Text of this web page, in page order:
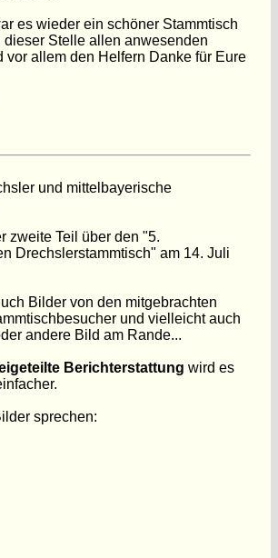
es wieder ein schöner Stammtisch
dieser Stelle allen anwesenden
vor allem den Helfern Danke für Eure
und mittelbayerische
zweite Teil über den "5.
Drechslerstammtisch" am 14. Juli
Bilder von den mitgebrachten
und vielleicht auch
andere Bild am Rande...
Berichterstattung wird es
sprechen: